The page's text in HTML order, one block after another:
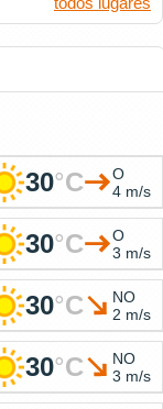
30°C
O
4 m/s
30°C
O
3 m/s
30°C
NO
2 m/s
30°C
NO
3 m/s